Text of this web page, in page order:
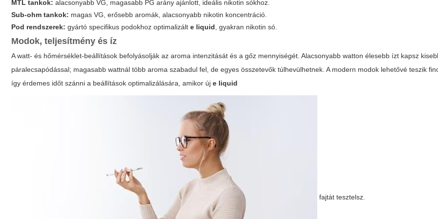
MTL tankok: alacsonyabb VG, magasabb PG arány ajánlott, ideális nikotin sókhoz.
Sub-ohm tankok: magas VG, erősebb aromák, alacsonyabb nikotin koncentráció.
Pod rendszerek: gyártó specifikus podokhoz optimalizálte liquid, gyakran nikotin só.
Modok, teljesítmény és íz
A watt- és hőmérséklet-beállítások befolyásolják az aroma intenzitását és a gőz mennyiségét. Alacsonyabb watton élesebb ízt kapsz
páralecsapódással; magasabb wattnál több aroma szabadul fel, de egyes összetevők túlhevülhetnek. A modern modok lehetővé teszik
így érdemes időt szánni a beállítások optimalizálására, amikor úje liquid
fajtát tesztelsz.